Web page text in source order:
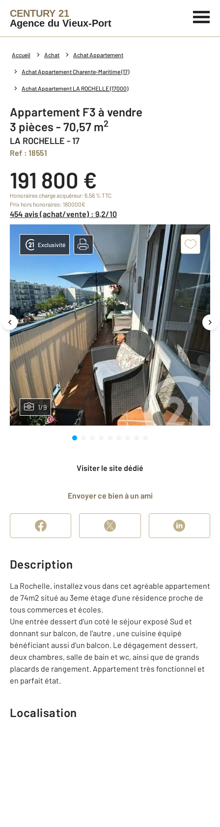
CENTURY 21
Agence du Vieux-Port
Accueil Achat Achat Appartement
Achat Appartement Charente-Maritime (17)
Achat Appartement LA ROCHELLE (17000)
Appartement F3 à vendre
3 pièces - 70,57 m2
LA ROCHELLE - 17
Ref : 18551
191 800 €
Honoraires charge acquéreur: 6,56 % TTC
Prix hors honoraires: 180000€
454 avis (achat/vente) : 9,2/10
1/9
Exclusivité
Visiter le site dédié
Envoyer ce bien à un ami
Description
La Rochelle, installez vous dans cet agréable appartement
de 74m2 situé au 3eme étage d'une résidence proche de
tous commerces et écoles.
Une entrée dessert d'un coté le séjour exposé Sud et
donnant sur balcon, de l'autre , une cuisine équipé
bénéficiant aussi d'un balcon. Le dégagement dessert,
deux chambres, salle de bain et wc, ainsi que de grands
placards de rangement. Appartement très fonctionnel et
en parfait état.
Localisation